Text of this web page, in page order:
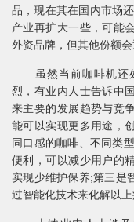
品，现在其在国内市场
产业再扩大一些，可能
外资品牌，但其他份额会
虽然当前咖啡机还处
烈，有业内人士告诉中
来主要的发展趋势与竞
能可以实现更多用途，
同口感的咖啡、不同类
便利，可以减少用户的
实现少维护保养;第三是
过智能化技术来化解以上